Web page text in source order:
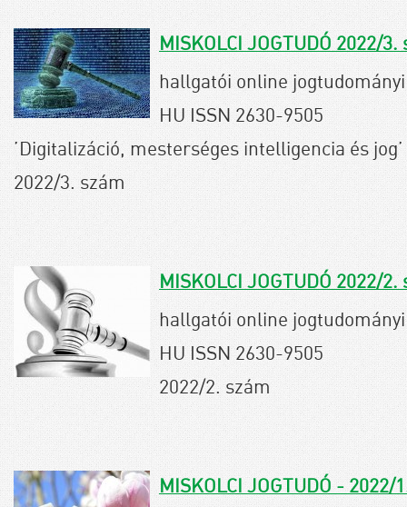
MISKOLCI JOGTUDÓ 2022/
hallgatói online
HU ISSN 2630-9505
’Digitalizáció, mesterséges intelligencia és
2022/3. szám
MISKOLCI JOGTUDÓ 2022/
hallgatói online
HU ISSN 2630-9505
2022/2. szám
MISKOLCI JOGTUDÓ - 2022/